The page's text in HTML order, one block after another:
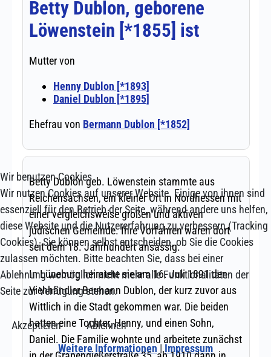
Wir benutzen Cookies
Wir nutzen Cookies auf unserer Website. Einige von ihnen sind
essenziell für den Betrieb der Seite, während andere uns helfen,
diese Website und die Nutzererfahrung zu verbessern (Tracking
Cookies). Sie können selbst entscheiden, ob Sie die Cookies
zulassen möchten. Bitte beachten Sie, dass bei einer
Ablehnung womöglich nicht mehr alle Funktionalitäten der
Seite zur Verfügung stehen.
Akzeptieren
Ablehnen
Weitere Informationen |Impressum